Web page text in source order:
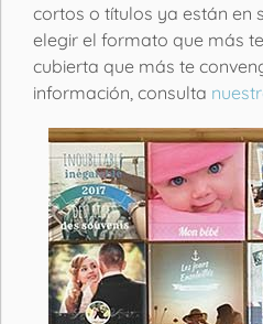
cortos o títulos ya están en
elegir el formato que más
cubierta que más te
información, consulta